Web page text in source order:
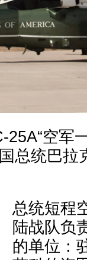
空军
总统巴拉
总统短程
陆战队负
的单位：